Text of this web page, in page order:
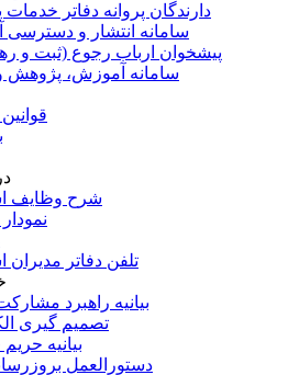
دارندگان پروانه دفاتر
سامانه انتشار و دسترسی
پیشخوان ارباب رجوع (ثبت و
سامانه آموزش، پژوهش
شرح وظایف
تلفن دفاتر مدیران
بیانیه راهبرد
تصمیم گیری
بیانیه
دستورالعمل